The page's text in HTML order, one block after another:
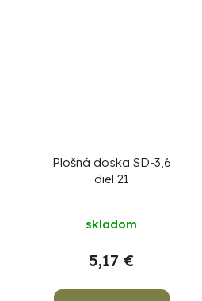
Plošná doska SD-3,6
diel 21
skladom
5,17 €